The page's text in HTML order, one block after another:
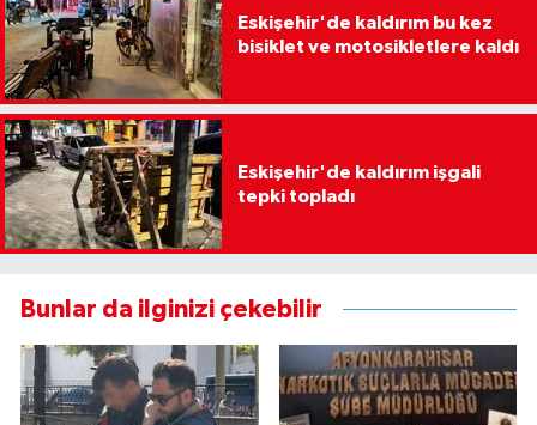
Eskişehir'de kaldırım bu kez
bisiklet ve motosikletlere kaldı
Eskişehir'de kaldırım işgali
tepki topladı
Bunlar da ilginizi çekebilir